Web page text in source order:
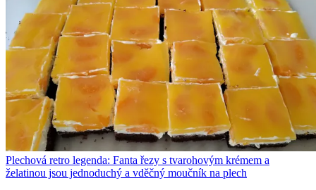
Plechová retro legenda: Fanta řezy s tvarohovým krémem a
želatinou jsou jednoduchý a vděčný moučník na plech